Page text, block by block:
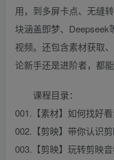
用，到多屏卡点、无缝
块涵盖即梦、Deepseek
视频。还包含素材获取
论新手还是进阶者，都
课程目录：
001.【素材】如何找好
002.【剪映】带你认识
003.【剪映】玩转剪映